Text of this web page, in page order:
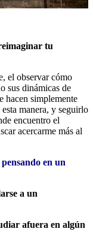
tu
el observar cómo
sus dinámicas de
hacen simplemente
manera, y seguirlo
encuentro el
acercarme más al
en un
a un
afuera en algún